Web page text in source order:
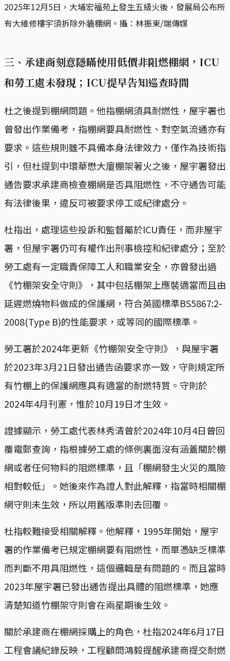
2025年12月5日，大埔宏福苑上發生五級火後，發展局公布所
有大維修樓宇須拆除外牆棚網。攝：林振東/端傳媒
三、承建商刻意隱瞞使用低價非阻燃棚網，ICU
和勞工處未發現；ICU提早告知巡查時間
杜之後提到棚網問題。他指棚網須具耐燃性，屋宇署也
曾發出作業備考，指棚網要具耐燃性、對空氣流通亦有
要求。這些規則雖不具備本身法律效力，僅作為技術指
引，但杜提到中環華懋大廈棚架著火之後，屋宇署發出
通告要求承建商檢查棚網是否具阻燃性，不守通告可能
有法律後果，違反可被要求停工或紀律處分。
杜指出，處理這些投訴和監督屬於ICU責任，而非屋宇
署，但屋宇署仍可有權作出刑事檢控和紀律處分；至於
勞工處有一定職責保障工人和職業安全，亦曾發出過
《竹棚架安全守則》，其中包括棚架上應裝適當而且由
延遲燃燒物料做成的保護網，符合英國標準BS5867:2-
2008(Type B)的性能要求，或等同的國際標準。
勞工署於2024年更新《竹棚架安全守則》，與屋宇署
於2023年3月21日發出通告函要求亦一致，守則規定所
有竹棚上的保護網應具有適當的耐燃特質。守則於
2024年4月刊憲，惟於10月19日才生效。
證據顯示，勞工處代表林秀清曾於2024年10月4日曾回
覆電郵查詢，指根據勞工處的條例裏面沒有涵蓋關於棚
網或者任何物料的阻燃標準，且「棚網發生火災的風險
相對較低」。她後來作為證人對此解釋，指當時相關棚
網守則未生效，所以用舊版準則去回覆。
杜指較難接受相關解釋。他解釋，1995年開始，屋宇
署的作業備考已規定棚網要有阻燃性，而單憑缺乏標準
而判斷不用具阻燃性，這個邏輯是有問題的。而且當時
2023年屋宇署已發出通告提出具體的阻燃標準，她應
清楚知道竹棚架守則會在兩星期後生效。
關於承建商在棚網採購上的角色，杜指2024年6月17日
工程會議紀錄反映，工程顧問鴻毅提醒承建商提交耐燃